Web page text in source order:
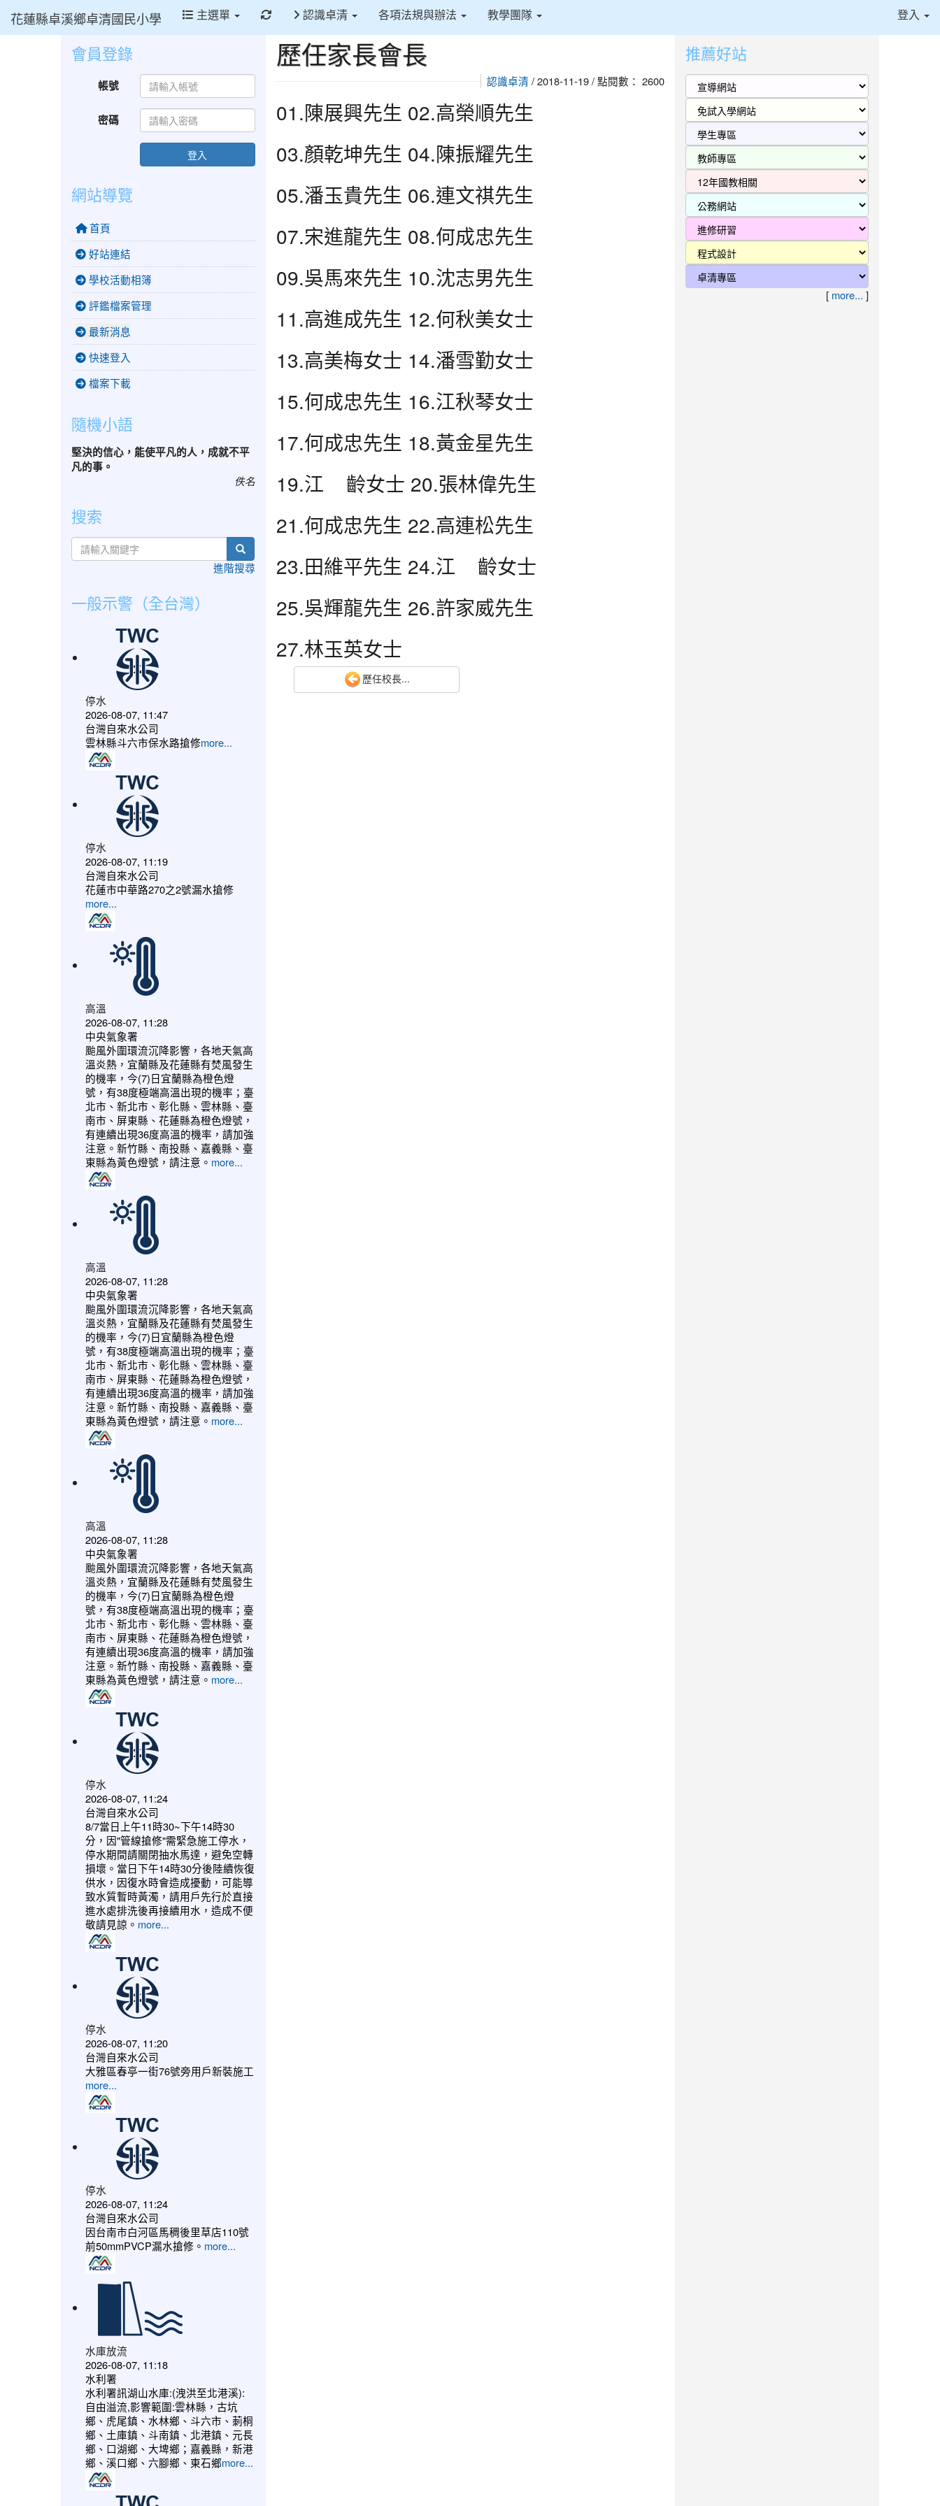
花蓮縣卓溪鄉卓清國民小學 主選單 重新取得佈景設定
認識卓清 各項法規與辦法 教學團隊 登入
歷任家長會長
認識卓清 / 2018-11-19 / 點閱數： 2600
01.陳展興先生 02.高榮順先生
03.顏乾坤先生 04.陳振耀先生
05.潘玉貴先生 06.連文祺先生
07.宋進龍先生 08.何成忠先生
09.吳馬來先生 10.沈志男先生
11.高進成先生 12.何秋美女士
13.高美梅女士 14.潘雪勤女士
15.何成忠先生 16.江秋琴女士
17.何成忠先生 18.黃金星先生
19.江 齡女士 20.張林偉先生
21.何成忠先生 22.高連松先生
23.田維平先生 24.江 齡女士
25.吳輝龍先生 26.許家威先生
27.林玉英女士
歷任校長...
會員登錄
帳號
密碼
登入
網站導覽
首頁
好站連結
學校活動相簿
評鑑檔案管理
最新消息
快速登入
檔案下載
隨機小語
堅決的信心，能使平凡的人，成就不平
凡的事。
佚名
搜索
search
進階搜尋
一般示警（全台灣）
停水
2026-08-07, 11:47
台灣自來水公司
雲林縣斗六市保水路搶修more...
停水
2026-08-07, 11:19
台灣自來水公司
花蓮市中華路270之2號漏水搶修
more...
高溫
2026-08-07, 11:28
中央氣象署
颱風外圍環流沉降影響，各地天氣高
溫炎熱，宜蘭縣及花蓮縣有焚風發生
的機率，今(7)日宜蘭縣為橙色燈
號，有38度極端高溫出現的機率；臺
北市、新北市、彰化縣、雲林縣、臺
南市、屏東縣、花蓮縣為橙色燈號，
有連續出現36度高溫的機率，請加強
注意。新竹縣、南投縣、嘉義縣、臺
東縣為黃色燈號，請注意。 more...
高溫
2026-08-07, 11:28
中央氣象署
颱風外圍環流沉降影響，各地天氣高
溫炎熱，宜蘭縣及花蓮縣有焚風發生
的機率，今(7)日宜蘭縣為橙色燈
號，有38度極端高溫出現的機率；臺
北市、新北市、彰化縣、雲林縣、臺
南市、屏東縣、花蓮縣為橙色燈號，
有連續出現36度高溫的機率，請加強
注意。新竹縣、南投縣、嘉義縣、臺
東縣為黃色燈號，請注意。 more...
高溫
2026-08-07, 11:28
中央氣象署
颱風外圍環流沉降影響，各地天氣高
溫炎熱，宜蘭縣及花蓮縣有焚風發生
的機率，今(7)日宜蘭縣為橙色燈
號，有38度極端高溫出現的機率；臺
北市、新北市、彰化縣、雲林縣、臺
南市、屏東縣、花蓮縣為橙色燈號，
有連續出現36度高溫的機率，請加強
注意。新竹縣、南投縣、嘉義縣、臺
東縣為黃色燈號，請注意。 more...
停水
2026-08-07, 11:24
台灣自來水公司
8/7當日上午11時30~下午14時30
分，因"管線搶修"需緊急施工停水，
停水期間請關閉抽水馬達，避免空轉
損壞。當日下午14時30分後陸續恢復
供水，因復水時會造成擾動，可能導
致水質暫時黃濁，請用戶先行於直接
進水處排洗後再接續用水，造成不便
敬請見諒。 more...
停水
2026-08-07, 11:20
台灣自來水公司
大雅區春亭一街76號旁用戶新裝施工
more...
停水
2026-08-07, 11:24
台灣自來水公司
因台南市白河區馬稠後里草店110號
前50mmPVCP漏水搶修。 more...
水庫放流
2026-08-07, 11:18
水利署
水利署訊湖山水庫:(洩洪至北港溪):
自由溢流,影響範圍:雲林縣，古坑
鄉、虎尾鎮、水林鄉、斗六市、莿桐
鄉、土庫鎮、斗南鎮、北港鎮、元長
鄉、口湖鄉、大埤鄉；嘉義縣，新港
鄉、溪口鄉、六腳鄉、東石鄉more...
推薦好站
[ more... ]